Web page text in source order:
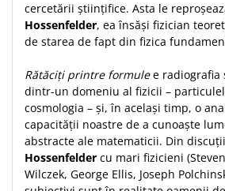
Teologie
A doua venire
Dogmatica
Istoria Bisericii
Misiune
Viata crestina
Contemporaneitate
Devotional
cercetării științifice. Asta le
Hossenfelder, ea însăși fizician
de starea de fapt din fizica
Rătăciți printre formulee radiografia
dintr-un domeniu al fizicii –
cosmologia – și, în același timp, o
capacității noastre de a cunoaște
abstracte ale matematicii. Din
Hossenfelder cu mari fizicieni
Wilczek, George Ellis, Joseph